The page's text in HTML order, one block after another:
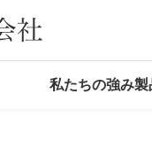
私たちの強み製